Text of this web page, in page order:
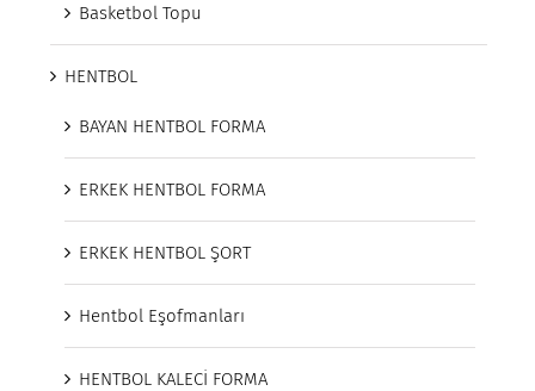
Basketbol Topu
HENTBOL
BAYAN HENTBOL FORMA
ERKEK HENTBOL FORMA
ERKEK HENTBOL ŞORT
Hentbol Eşofmanları
HENTBOL KALECİ FORMA